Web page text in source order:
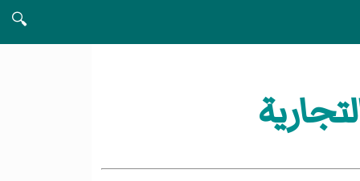
🔍